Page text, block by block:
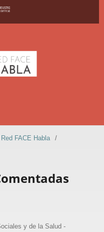
FACE Habla
/
y de la Salud -